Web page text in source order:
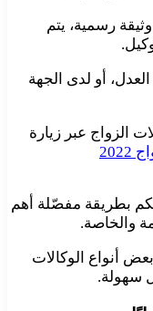
رسمية، يتم
أو لدى الجهة
الزواج عبر زيارة
لكم بطريقة مفصّلة أهم
والخاصة.
أنواع الوكالات
سهولة.